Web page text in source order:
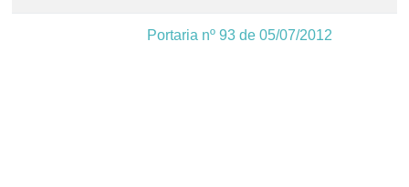
Portaria nº 93 de 05/07/2012